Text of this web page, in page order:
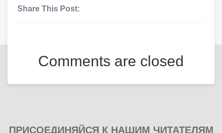
Share This Post:
Comments are closed
ПРИСОЕДИНЯЙСЯ К НАШИМ ЧИТАТЕЛЯМ